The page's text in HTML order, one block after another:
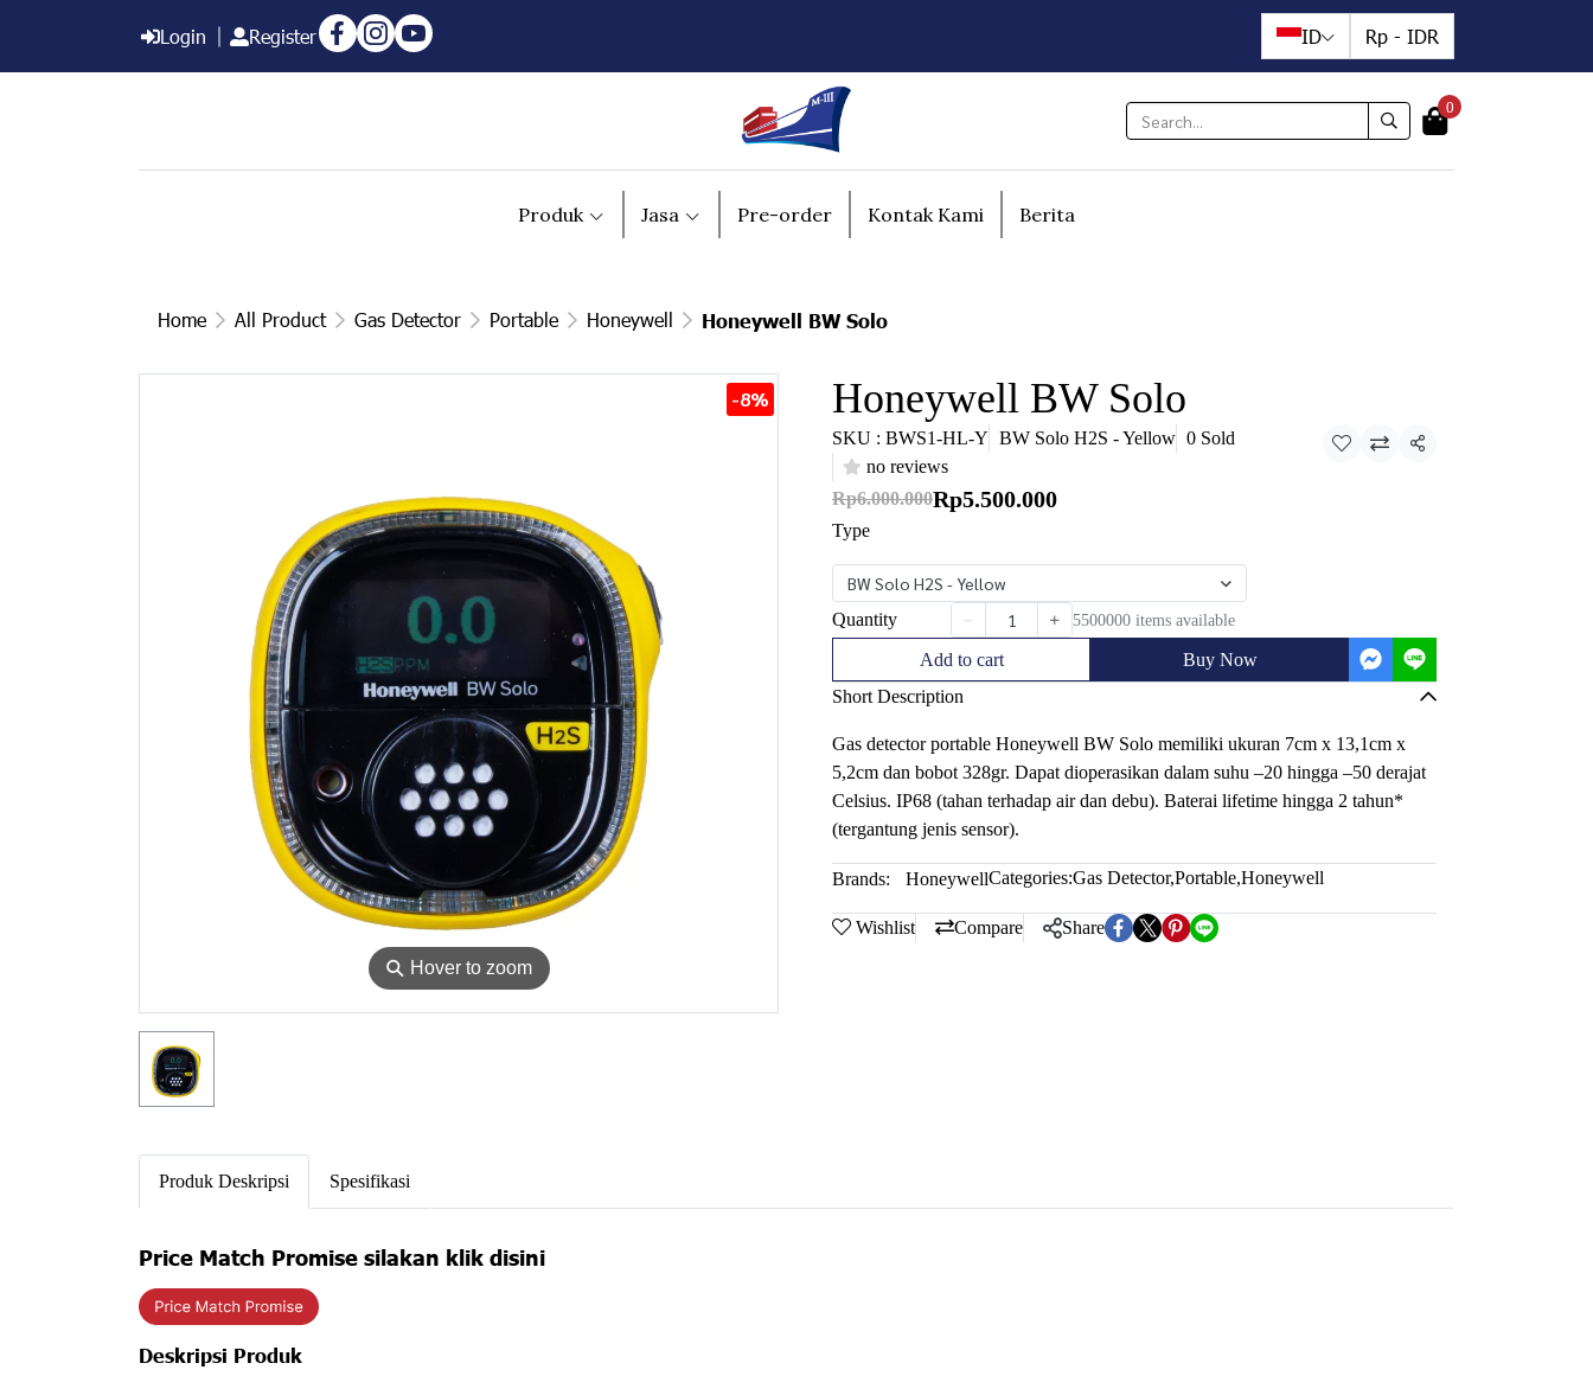
Login Register ID Rp - IDR
0
Produk Jasa Pre-order Kontak Kami Berita
Home All Product Gas Detector Portable Honeywell Honeywell BW Solo
⚲ Hover to zoom
-8% Honeywell BW Solo
SKU : BWS1-HL-Y BW Solo H2S - Yellow 0 Sold
no reviews
Share
Rp6.000.000Rp5.500.000
Type
BW Solo H2S - Yellow
Quantity 5500000 items available
Add to cart
Buy Now
Short Description
Gas detector portable Honeywell BW Solo memiliki ukuran 7cm x 13,1cm x
5,2cm dan bobot 328gr. Dapat dioperasikan dalam suhu –20 hingga –50 derajat
Celsius. IP68 (tahan terhadap air dan debu). Baterai lifetime hingga 2 tahun*
(tergantung jenis sensor).
Brands: HoneywellCategories:Gas Detector,Portable,Honeywell
Wishlist Compare Share
Produk Deskripsi Spesifikasi
Price Match Promise silakan klik disini
Deskripsi Produk